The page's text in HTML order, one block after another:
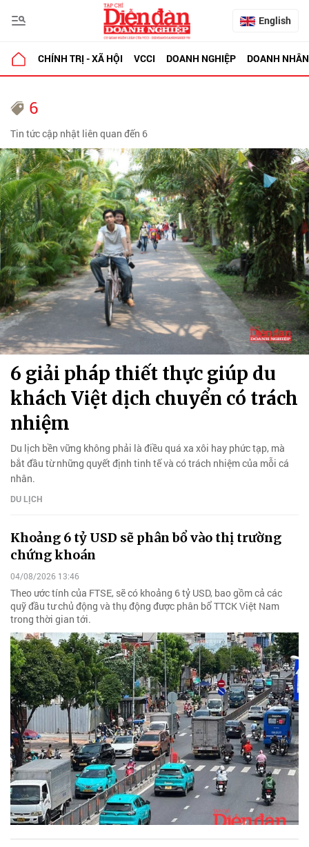
English
CHÍNH TRỊ - XÃ HỘI VCCI DOANH NGHIỆP DOANH NHÂN
6
Tin tức cập nhật liên quan đến 6
6 giải pháp thiết thực giúp du
khách Việt dịch chuyển có trách
nhiệm
Du lịch bền vững không phải là điều quá xa xôi hay phức tạp, mà
bắt đầu từ những quyết định tinh tế và có trách nhiệm của mỗi cá
nhân.
DU LỊCH
Khoảng 6 tỷ USD sẽ phân bổ vào thị trường
chứng khoán
04/08/2026 13:46
Theo ước tính của FTSE, sẽ có khoảng 6 tỷ USD, bao gồm cả các
quỹ đầu tư chủ động và thụ động được phân bổ TTCK Việt Nam
trong thời gian tới.